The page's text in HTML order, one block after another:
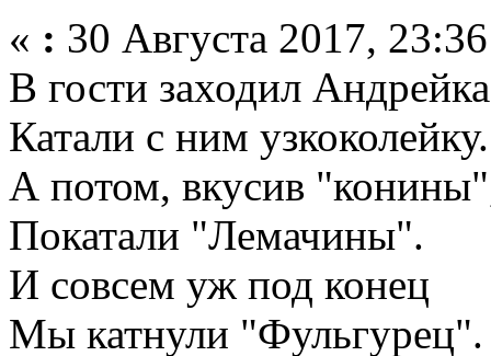
« : 30 Августа 2017,
В гости заходил
Катали с ним узкоколейку.
А потом, вкусив
Покатали "Лемачины".
И совсем уж под конец
Мы катнули "Фульгурец".